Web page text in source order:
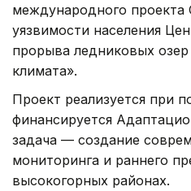
международного проекта
уязвимости населения
прорыва ледниковых
климата».
Проект реализуется при
финансируется
задача — создание
мониторинга и раннего
высокогорных районах.